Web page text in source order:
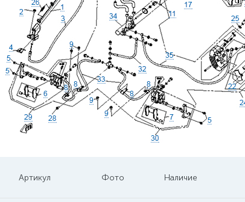
Артикул Фото Наличие